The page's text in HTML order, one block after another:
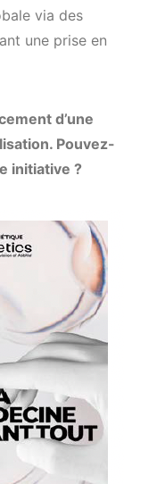
via des
une prise en
d’une
Pouvez-
initiative ?